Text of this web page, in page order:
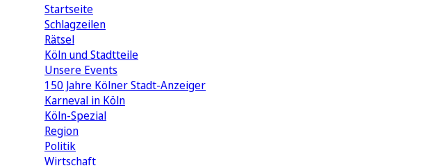
Startseite
Schlagzeilen
Rätsel
Köln und Stadtteile
Unsere Events
150 Jahre Kölner Stadt-Anzeiger
Karneval in Köln
Köln-Spezial
Region
Politik
Wirtschaft